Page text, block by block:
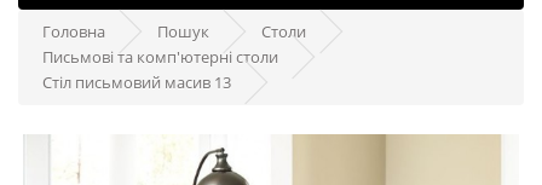
Головна Пошук
Столи
Письмові та комп'ютерні столи
Стіл письмовий масив 13